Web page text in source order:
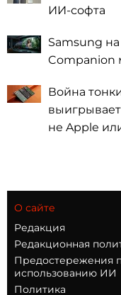
ИИ-софта
Samsung на
Companion
Война
не Apple
О сайте
Редакция
Редакционная
Предостережения
использованию ИИ
Политика